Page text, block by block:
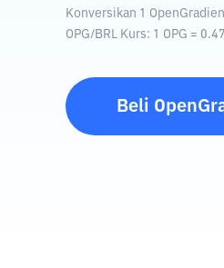
Konversikan 1
OPG/BRL Kurs: 1 OPG =
Beli